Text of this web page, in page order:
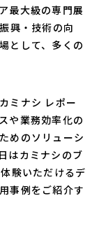
最大級の専門展
興・技術の向
として、多くの
ミナシ レポー
や業務効率化の
めのソリューシ
はカミナシのブ
験いただけるデ
事例をご紹介す